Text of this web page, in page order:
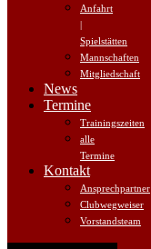
Anfahrt
|
Spielstätten
Mannschaften
Mitgliedschaft
News
Termine
Trainingszeiten
alle
Termine
Kontakt
Ansprechpartner
Clubwegweiser
Vorstandsteam